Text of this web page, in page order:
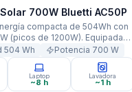
700W Bluetti AC50P
compacta de 504Wh con
(picos de 1200W). Equipada
carga inalámbrica y
Una solución versátil y
504 Wh Potencia 700 W
Laptop
~8 h
Lavadora
~1 h